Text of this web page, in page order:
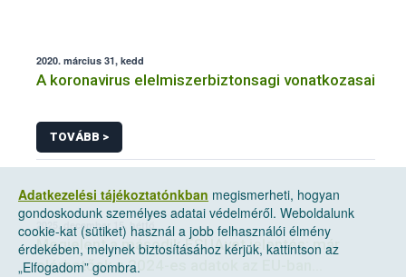
2020. március 31, kedd
A koronavirus elelmiszerbiztonsagi vonatkozasai
TOVÁBB >
2025. december 15, hétfő
Megjelent a második ESUAvet jelentés: már
elérhetőek a 2024-es adatok az EU-ban
Adatkezelési tájékoztatónkban megismerheti, hogyan
gondoskodunk személyes adatai védelméről. Weboldalunk
cookie-kat (sütiket) használ a jobb felhasználói élmény
érdekében, melynek biztosításához kérjük, kattintson az
„Elfogadom” gombra.